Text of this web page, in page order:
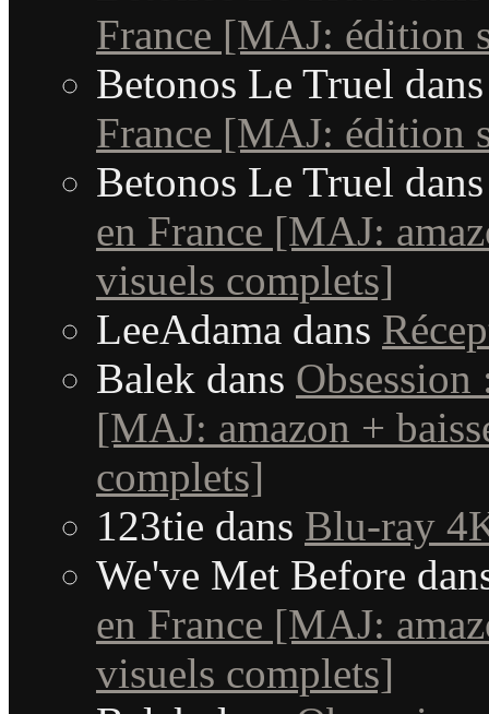
France [MAJ: édition
Betonos Le Truel
France [MAJ: édition
Betonos Le Truel
en France [MAJ:
visuels complets]
LeeAdama dans
Balek dans Obsession
[MAJ: amazon +
complets]
123tie dans Blu-ray
We've Met Before
en France [MAJ:
visuels complets]